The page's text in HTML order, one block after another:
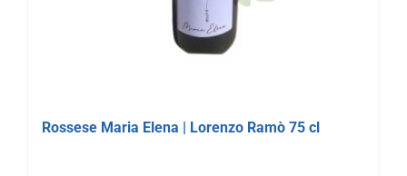
Rossese Maria Elena | Lorenzo Ramò 75 cl